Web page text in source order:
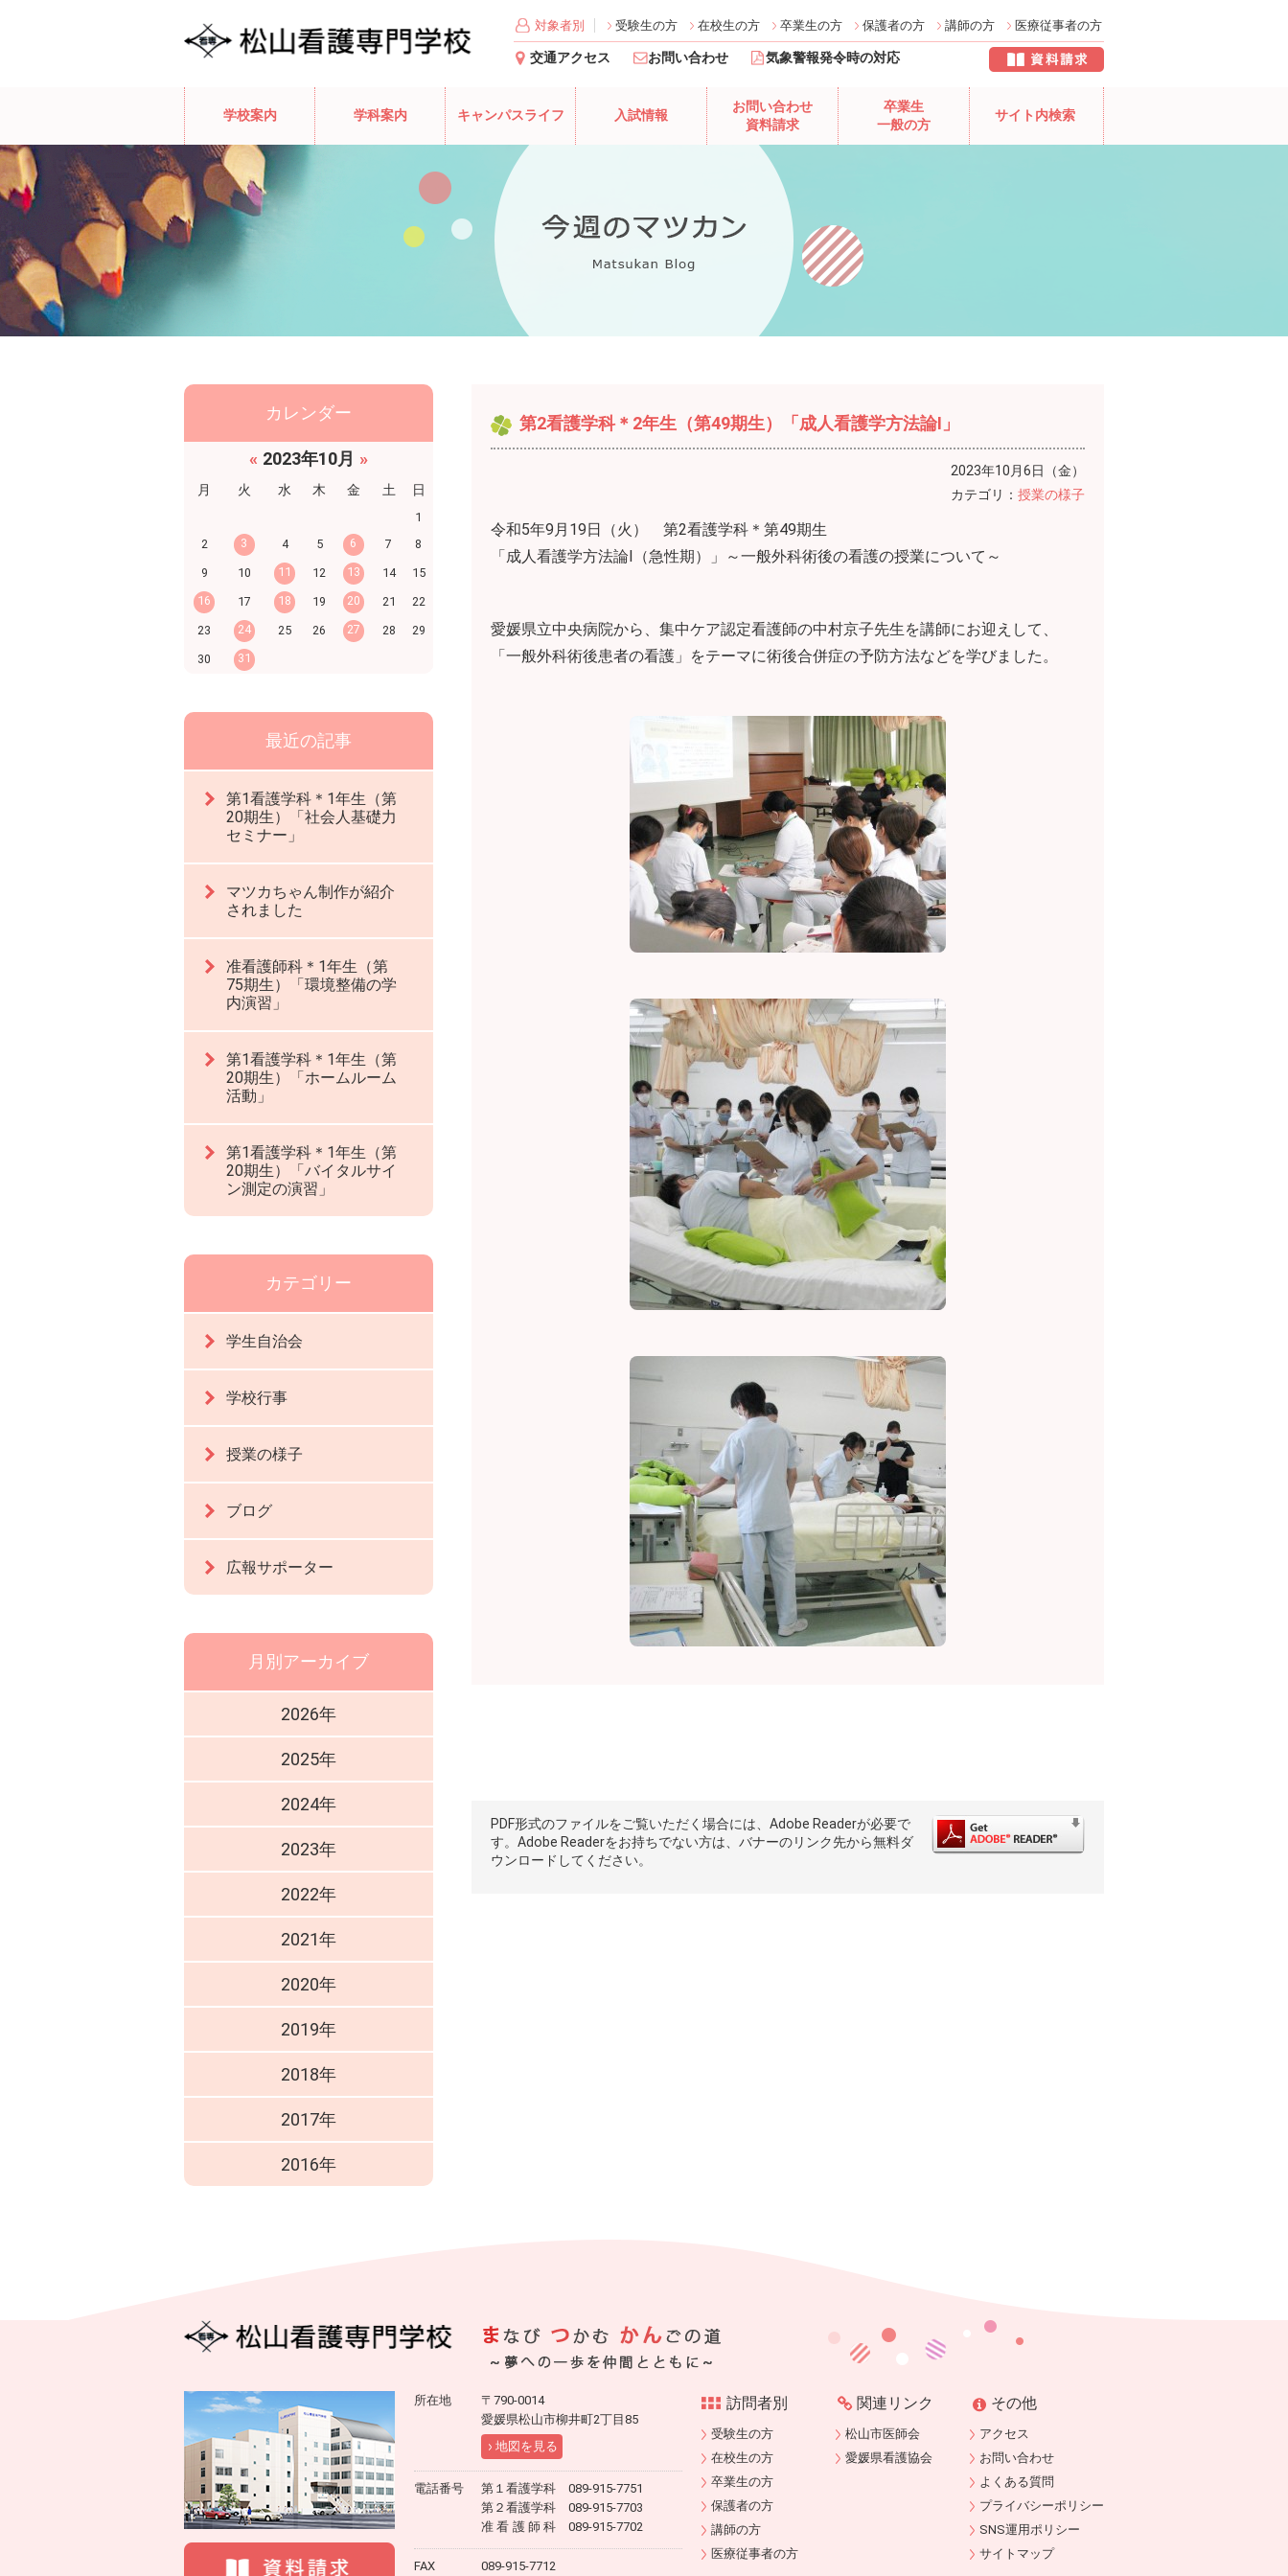
対象者別 受験生の方 在校生の方 卒業生の方 保護者の方 講師の方 医療従事者の方
交通アクセス お問い合わせ 気象警報発令時の対応
学校案内 学科案内 キャンパスライフ 入試情報
お問い合わせ
資料請求
卒業生
一般の方
サイト内検索
第2看護学科＊2年生（第49期生）「成人看護学方法論Ⅰ」
2023年10月6日（金）
カテゴリ： 授業の様子
令和5年9月19日（火） 第2看護学科＊第49期生
「成人看護学方法論Ⅰ（急性期）」～一般外科術後の看護の授業について～
愛媛県立中央病院から、集中ケア認定看護師の中村京子先生を講師にお迎えして、
「一般外科術後患者の看護」をテーマに術後合併症の予防方法などを学びました。
PDF形式のファイルをご覧いただく場合には、Adobe Readerが必要で
す。Adobe Readerをお持ちでない方は、バナーのリンク先から無料ダ
ウンロードしてください。
カレンダー
« 2023年10月 »
月 火 水 木 金 土 日
1
2
3 4 5 6 7
8
9
10 11 12 13 14
15
16
17 18 19 20 21
22
23
24 25 26 27 28
29
30
31
最近の記事
第1看護学科＊1年生（第
20期生）「社会人基礎力
セミナー」
マツカちゃん制作が紹介
されました
准看護師科＊1年生（第
75期生）「環境整備の学
内演習」
第1看護学科＊1年生（第
20期生）「ホームルーム
活動」
第1看護学科＊1年生（第
20期生）「バイタルサイ
ン測定の演習」
カテゴリー
学生自治会
学校行事
授業の様子
ブログ
広報サポーター
月別アーカイブ
2026年
2025年
2024年
2023年
2022年
2021年
2020年
2019年
2018年
2017年
2016年
所在地
〒790-0014
愛媛県松山市柳井町2丁目85
地図を見る
電話番号
第１看護学科 089-915-7751
第２看護学科 089-915-7703
准看護師科
089-915-7702
FAX 089-915-7712
訪問者別
受験生の方
在校生の方
卒業生の方
保護者の方
講師の方
医療従事者の方
関連リンク
松山市医師会
愛媛県看護協会
その他
アクセス
お問い合わせ
よくある質問
プライバシーポリシー
SNS運用ポリシー
サイトマップ